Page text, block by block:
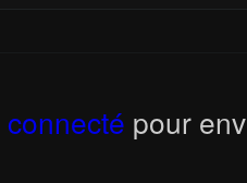
connecté pour